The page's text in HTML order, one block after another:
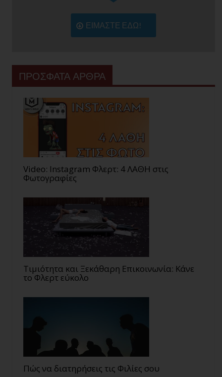
ΕΙΜΑΣΤΕ ΕΔΩ!
ΠΡΟΣΦΑΤΑ ΑΡΘΡΑ
Video: Instagram Φλερτ: 4 ΛΑΘΗ στις
Φωτογραφίες
Τιμιότητα και Ξεκάθαρη Επικοινωνία: Κάνε
το Φλερτ εύκολο
Πώς να διατηρήσεις τις Φιλίες σου